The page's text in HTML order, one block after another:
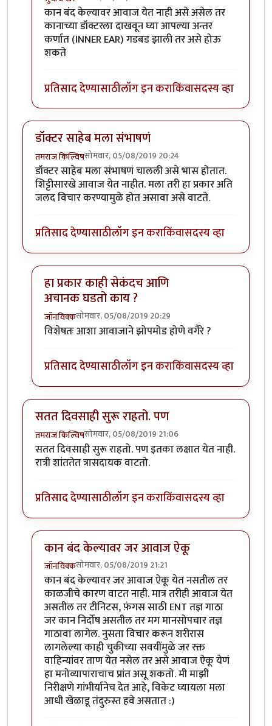
In reply toनाही.byतमराज किल्विष
कान बंद केल्यावर आवाज येत नाही असे असेल तर
कानाच्या डॉक्टरला दाखवून घ्या आपल्या अन्तर
कर्णात (INNER EAR) गडबड झाली तर असे होऊ
शकते
प्रतिसाद देण्यासाठीलॉग इन कराकिंवासदस्य व्हा
डॉक्टर साहेब मला संभाषणं
तमराज किल्विषसोमवार, 05/08/2019 20:24
डॉक्टर साहेब मला संभाषणं चालली असे भास होतात.
शिट्टीसारखे आवाज येत नाहीत. मला तरी हा प्रकार अति
जलद विचार करण्यामुळे होत असावा असे वाटते.
प्रतिसाद देण्यासाठीलॉग इन कराकिंवासदस्य व्हा
हा प्रकार काही सेकंदच आणि
अचानक घडतो काय ?
जॉनविक्कसोमवार, 05/08/2019 20:29
In reply toडॉक्टर साहेब मला संभाषणंbyतमराज किल्विष
विशेषतः आशा आवाजाने झोपमोड होणे वगैरे ?
प्रतिसाद देण्यासाठीलॉग इन कराकिंवासदस्य व्हा
सतत दिवसाही सुरू राहतो. पण
तमराज किल्विषसोमवार, 05/08/2019 21:06
सतत दिवसाही सुरू राहतो. पण इतका लक्षात येत नाही.
रात्री शांततेत त्रासदायक वाटतो.
प्रतिसाद देण्यासाठीलॉग इन कराकिंवासदस्य व्हा
कान बंद केल्यावर जर आवाज ऐकू
जॉनविक्कसोमवार, 05/08/2019 21:21
In reply toसतत दिवसाही सुरू राहतो. पणbyतमराज
कान बंद केल्यावर जर आवाज ऐकू येत नसतील तर
काळजीचे कारण वाटत नाही. मात्र तरीही आवाज येत
असतील तर टीनिटस, फ़ंगस साठी ENT तज्ञ गाठा
जर कान निर्दोष असतील तर मग मानसोपचार तज्ञ
गाठावा लागेल. नुसता विचार करून शरीरास
लागलेल्या काही चुकीच्या सवयींमुळे जर रक्त
वाहिन्यांवर ताण येत नसेल तर असे आवाज ऐकू येणं
हा मनोव्यापाराचाच प्रांत असू शकतो. मी माझी
निरीक्षणे गांभीर्यानेच देत आहे, विकेट घ्यायला मला
आधी खेळाडू तंदुरुस्त हवे असतात :)